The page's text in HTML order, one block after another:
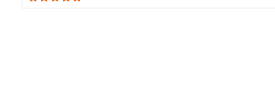
ratings.NaN